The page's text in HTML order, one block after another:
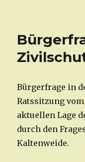
Bürgerfrage in
Ratssitzung vom
aktuellen Lage
durch den
Kaltenweide.